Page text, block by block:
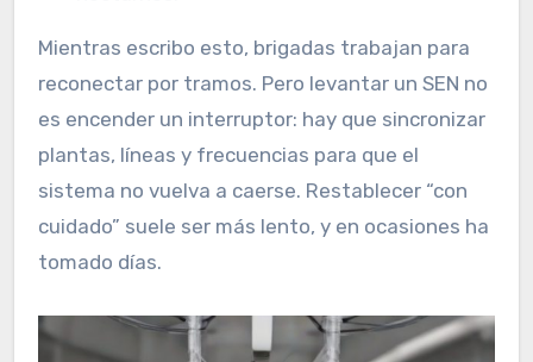
Mientras escribo esto, brigadas trabajan para
reconectar por tramos. Pero levantar un SEN no
es encender un interruptor: hay que sincronizar
plantas, líneas y frecuencias para que el
sistema no vuelva a caerse. Restablecer “con
cuidado” suele ser más lento, y en ocasiones ha
tomado días.